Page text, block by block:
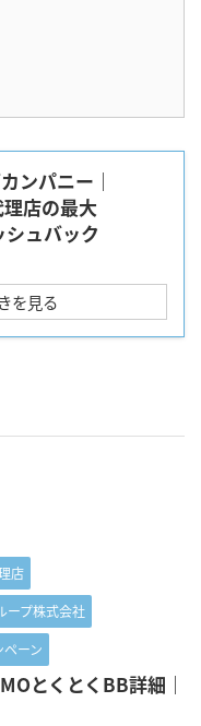
ンパニー｜
店の最大
ュバック
を見る
店
ープ株式会社
ーン
とくとくBB詳細｜